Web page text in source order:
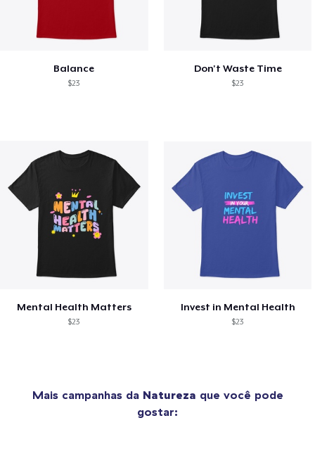
Balance
$23
Don't Waste Time
$23
Mental Health Matters
$23
Invest in Mental Health
$23
Mais campanhas da Natureza que você pode
gostar: